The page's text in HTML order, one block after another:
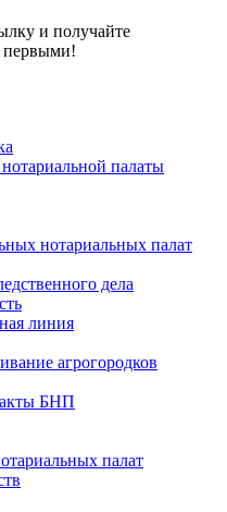
и получайте
палаты
нотариальных палат
дела
линия
агрогородков
БНП
палат